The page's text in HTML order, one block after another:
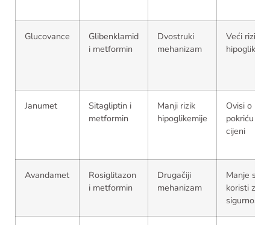
Glucovance
Glibenklamid
i metformin
Dvostruki
mehanizam
Veći rizik
Janumet
Sitagliptin i
metformin
Manji rizik
hipoglikemije
Ovisi o
pokriću i
cijeni
Avandamet
Rosiglitazon
i metformin
Drugačiji
mehanizam
Manje se
koristi zbog
sigurnosti